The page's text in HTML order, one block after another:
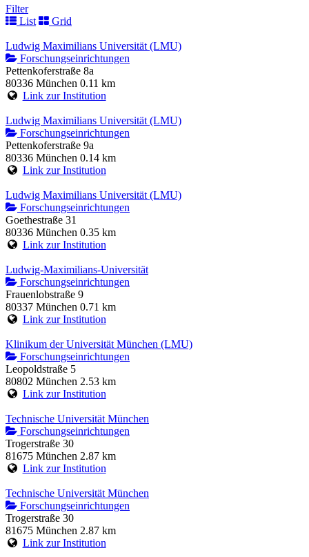
Filter
List
Grid
Ludwig Maximilians Universität (LMU)
Forschungseinrichtungen
Pettenkoferstraße 8a
80336 München 0.11 km
Link zur Institution
Ludwig Maximilians Universität (LMU)
Forschungseinrichtungen
Pettenkoferstraße 9a
80336 München 0.14 km
Link zur Institution
Ludwig Maximilians Universität (LMU)
Forschungseinrichtungen
Goethestraße 31
80336 München 0.35 km
Link zur Institution
Ludwig-Maximilians-Universität
Forschungseinrichtungen
Frauenlobstraße 9
80337 München 0.71 km
Link zur Institution
Klinikum der Universität München (LMU)
Forschungseinrichtungen
Leopoldstraße 5
80802 München 2.53 km
Link zur Institution
Technische Universität München
Forschungseinrichtungen
Trogerstraße 30
81675 München 2.87 km
Link zur Institution
Technische Universität München
Forschungseinrichtungen
Trogerstraße 30
81675 München 2.87 km
Link zur Institution